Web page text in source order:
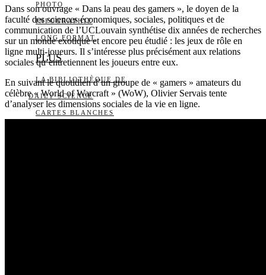
PHOTO
INFOGRAPHIE
LONG FORMAT
PLUS
LA BIBLIOTHÈQUE DE
DAILY SCIENCE
CARTES BLANCHES
Dans son ouvrage « Dans la peau des gamers », le doyen de la
faculté des sciences économiques, sociales, politiques et de
communication de l’UCLouvain synthétise dix années de recherches
sur un monde exotique et encore peu étudié : les jeux de rôle en
ligne multi-joueurs. Il s’intéresse plus précisément aux relations
sociales qu’entretiennent les joueurs entre eux.
En suivant le quotidien d’un groupe de « gamers » amateurs du
célèbre « World of Warcraft » (WoW), Olivier Servais tente
d’analyser les dimensions sociales de la vie en ligne.